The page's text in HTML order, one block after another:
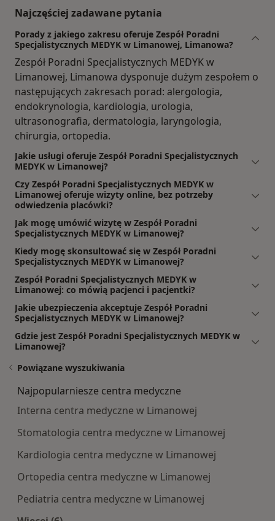
Najczęściej zadawane pytania
Porady z jakiego zakresu oferuje Zespół Poradni
Specjalistycznych MEDYK w Limanowej, Limanowa?
Zespół Poradni Specjalistycznych MEDYK w
Limanowej, Limanowa dysponuje dużym zespołem o
następujących zakresach porad: alergologia,
endokrynologia, kardiologia, urologia,
ultrasonografia, dermatologia, laryngologia,
chirurgia, ortopedia.
Jakie usługi oferuje Zespół Poradni Specjalistycznych
MEDYK w Limanowej?
Czy Zespół Poradni Specjalistycznych MEDYK w
Limanowej oferuje wizyty online, bez potrzeby
odwiedzenia placówki?
Jak mogę umówić wizytę w Zespół Poradni
Specjalistycznych MEDYK w Limanowej?
Kiedy mogę skonsultować się w Zespół Poradni
Specjalistycznych MEDYK w Limanowej?
Zespół Poradni Specjalistycznych MEDYK w
Limanowej: co mówią pacjenci i pacjentki?
Jakie ubezpieczenia akceptuje Zespół Poradni
Specjalistycznych MEDYK w Limanowej?
Gdzie jest Zespół Poradni Specjalistycznych MEDYK w
Limanowej?
Powiązane wyszukiwania
Najpopularniesze centra medyczne
Interna centra medyczne w Limanowej
Stomatologia centra medyczne w Limanowej
Kardiologia centra medyczne w Limanowej
Ortopedia centra medyczne w Limanowej
Pediatria centra medyczne w Limanowej